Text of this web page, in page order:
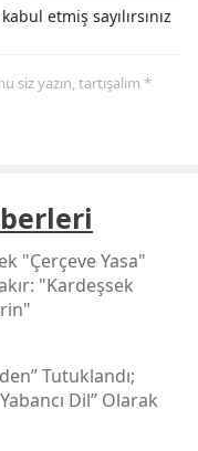
etmiş sayılırsınız
siz yazın, tartışalım *
"çerçeve Yasa"
"kardeşsek
Tutuklandı;
Dil” Olarak